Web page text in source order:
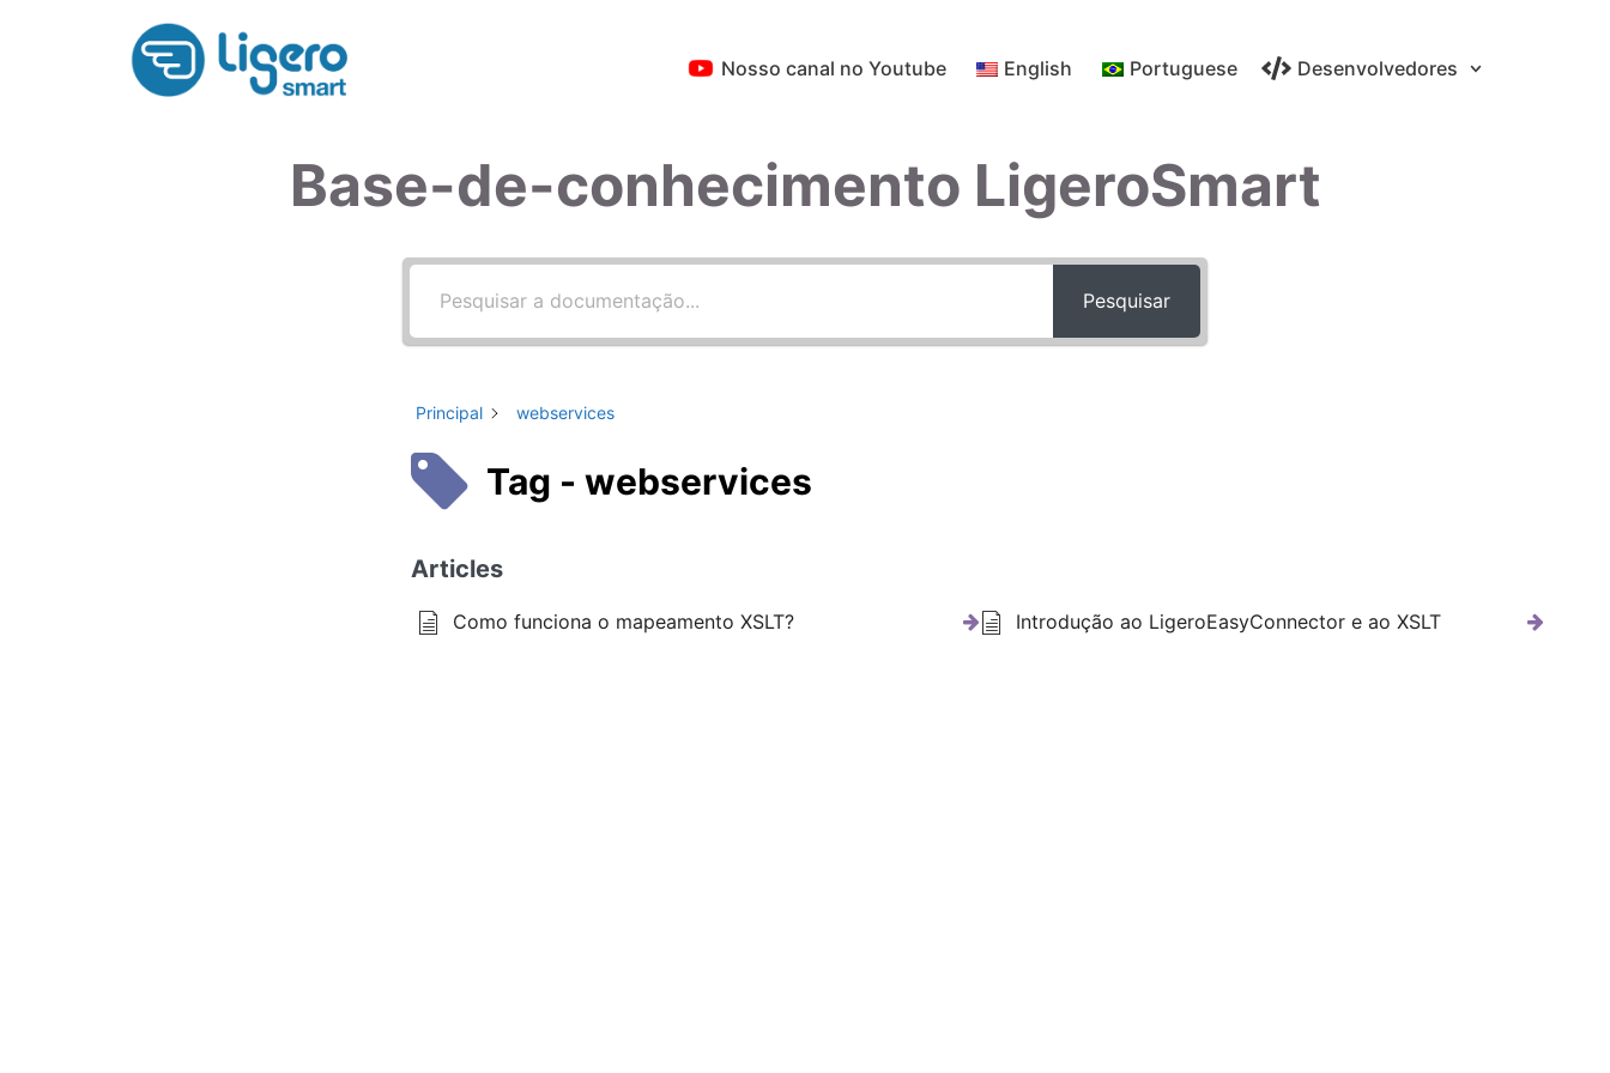
Nosso canal no Youtube English Portuguese Desenvolvedores
Base-de-conhecimento LigeroSmart
Pesquisar
Principal webservices
Tag - webservices
Articles
Como funciona o mapeamento XSLT? Introdução ao LigeroEasyConnector e ao XSLT